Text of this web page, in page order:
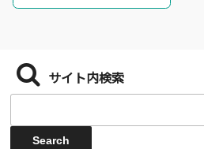
サイト内検索